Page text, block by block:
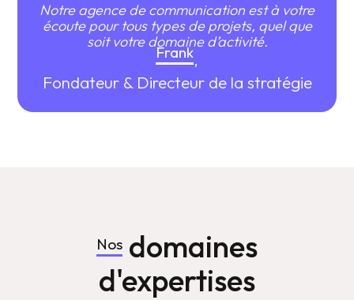
Notre agence de communication est à votre
écoute pour tous types de projets, quel que
soit votre domaine d’activité.
Frank,
Fondateur & Directeur de la stratégie
Nos domaines
d'expertises